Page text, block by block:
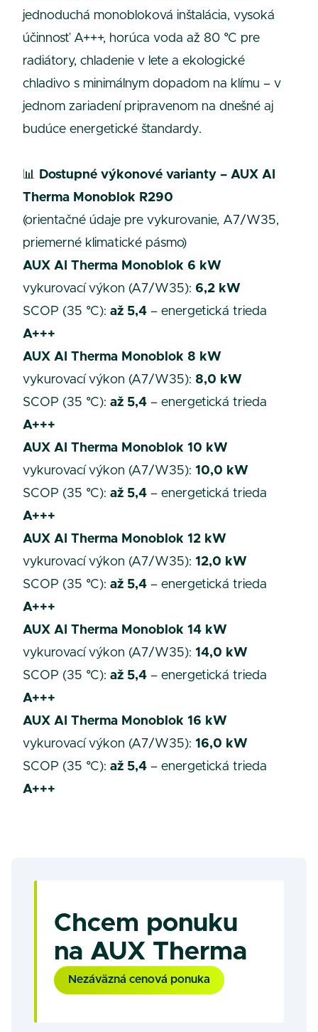
jednoduchá monobloková inštalácia, vysoká
účinnosť A+++, horúca voda až 80 °C pre
radiátory, chladenie v lete a ekologické
chladivo s minimálnym dopadom na klímu – v
jednom zariadení pripravenom na dnešné aj
budúce energetické štandardy.
📊
Dostupné výkonové varianty – AUX AI
Therma Monoblok R290
(orientačné údaje pre vykurovanie, A7/W35,
priemerné klimatické pásmo)
AUX AI Therma Monoblok 6 kW
vykurovací výkon (A7/W35): 6,2 kW
SCOP (35 °C): až 5,4 – energetická trieda
A+++
AUX AI Therma Monoblok 8 kW
vykurovací výkon (A7/W35): 8,0 kW
SCOP (35 °C): až 5,4 – energetická trieda
A+++
AUX AI Therma Monoblok 10 kW
vykurovací výkon (A7/W35): 10,0 kW
SCOP (35 °C): až 5,4 – energetická trieda
A+++
AUX AI Therma Monoblok 12 kW
vykurovací výkon (A7/W35): 12,0 kW
SCOP (35 °C): až 5,4 – energetická trieda
A+++
AUX AI Therma Monoblok 14 kW
vykurovací výkon (A7/W35): 14,0 kW
SCOP (35 °C): až 5,4 – energetická trieda
A+++
AUX AI Therma Monoblok 16 kW
vykurovací výkon (A7/W35): 16,0 kW
SCOP (35 °C): až 5,4 – energetická trieda
A+++
Chcem ponuku
na AUX Therma
Nezáväzná cenová ponuka